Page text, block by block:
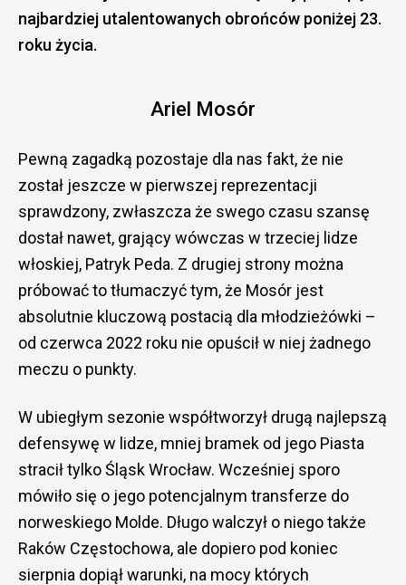
najbardziej utalentowanych obrońców poniżej 23.
roku życia.
Ariel Mosór
Pewną zagadką pozostaje dla nas fakt, że nie
został jeszcze w pierwszej reprezentacji
sprawdzony, zwłaszcza że swego czasu szansę
dostał nawet, grający wówczas w trzeciej lidze
włoskiej, Patryk Peda. Z drugiej strony można
próbować to tłumaczyć tym, że Mosór jest
absolutnie kluczową postacią dla młodzieżówki –
od czerwca 2022 roku nie opuścił w niej żadnego
meczu o punkty.
W ubiegłym sezonie współtworzył drugą najlepszą
defensywę w lidze, mniej bramek od jego Piasta
stracił tylko Śląsk Wrocław. Wcześniej sporo
mówiło się o jego potencjalnym transferze do
norweskiego Molde. Długo walczył o niego także
Raków Częstochowa, ale dopiero pod koniec
sierpnia dopiął warunki, na mocy których